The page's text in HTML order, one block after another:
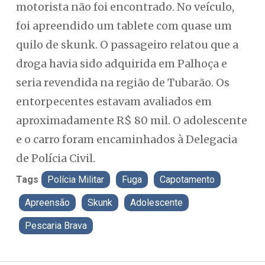
motorista não foi encontrado. No veículo,
foi apreendido um tablete com quase um
quilo de skunk. O passageiro relatou que a
droga havia sido adquirida em Palhoça e
seria revendida na região de Tubarão. Os
entorpecentes estavam avaliados em
aproximadamente R$ 80 mil. O adolescente
e o carro foram encaminhados à Delegacia
de Polícia Civil.
Tags Polícia Militar Fuga Capotamento
Apreensão Skunk Adolescente
Pescaria Brava